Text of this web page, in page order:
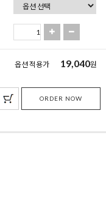
옵션 적용가 19,040원
ORDER NOW